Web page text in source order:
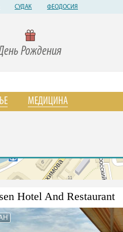
СУДАК ФЕОДОСИЯ
Рождения
МЕДИЦИНА
Hotel And Restaurant